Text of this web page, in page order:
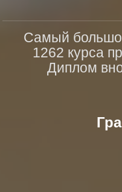
Самый
1262 курса
Диплом